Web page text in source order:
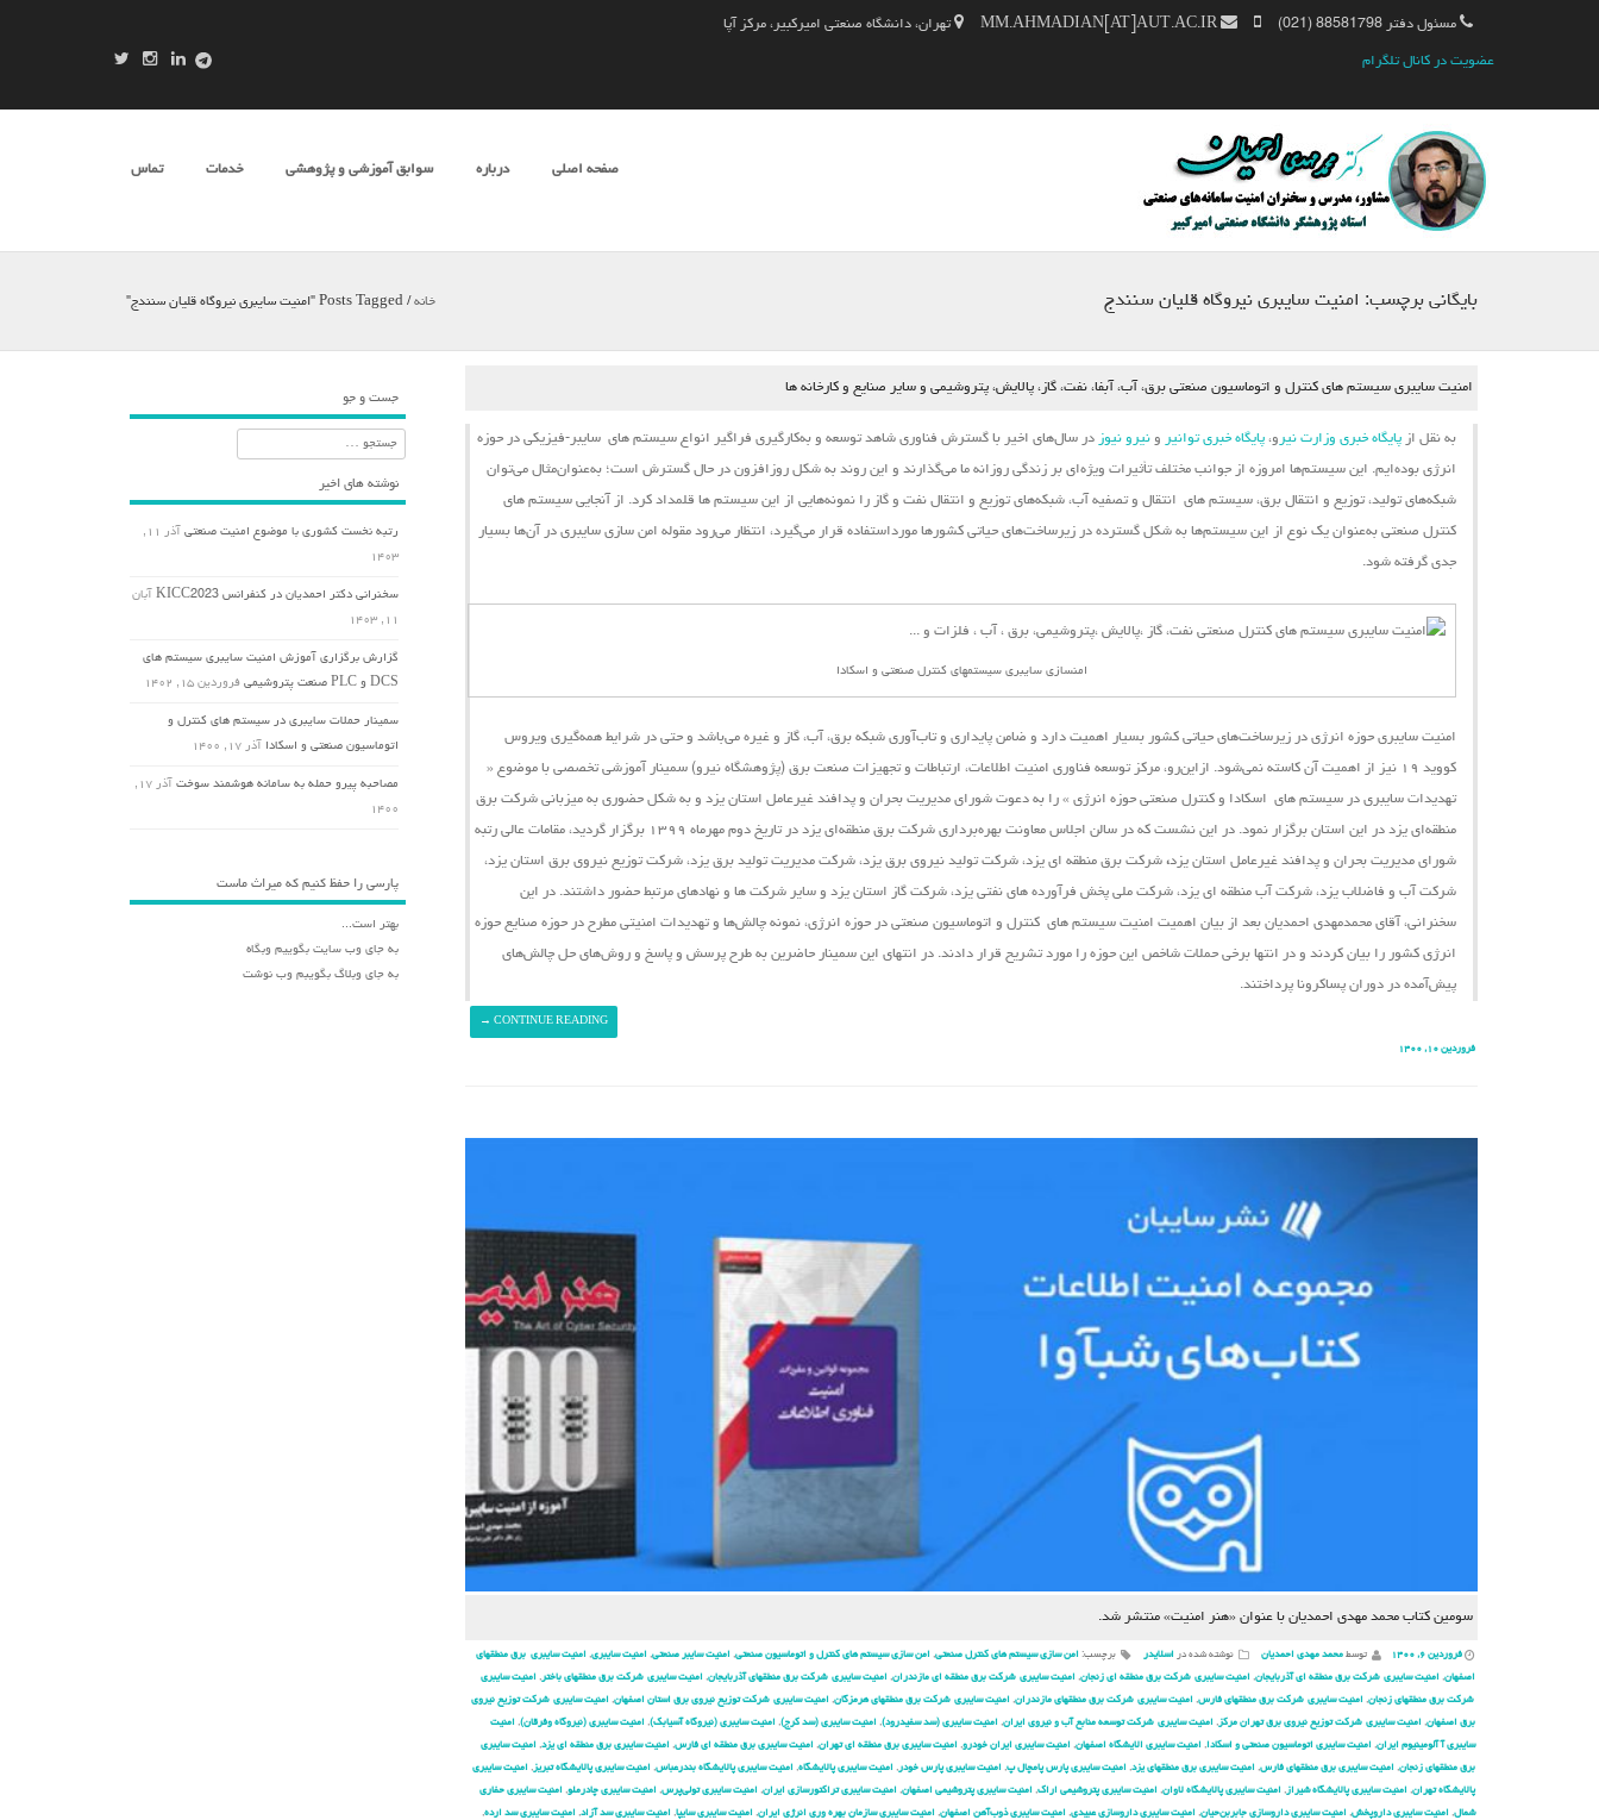
مسئول دفتر 88581798 (021) تهران، دانشگاه صنعتی امیرکبیر، مرکز آپا
عضویت در کانال تلگرام
صفحه اصلی درباره سوابق آموزشی و پژوهشی خدمات تماس
بایگانی برچسب: امنیت سایبری نیروگاه قلیان سنندج خانه/ Posts Tagged "امنیت سایبری نیروگاه قلیان سنندج"
امنیت سایبری سیستم های کنترل و اتوماسیون صنعتی برق، آب، آبفا، نفت، گاز، پالایش، پتروشیمی و سایر صنایع و کارخانه ها
به نقل از پایگاه خبری وزارت نیر و، پایگاه خبری توانیر و نیرو نیوز در سال‌های اخیر با گسترش فناوری شاهد توسعه و به‌کارگیری فراگیر انواع سیستم ‌های سایبر-فیزیکی در حوزه
انرژی بوده‌ایم. این سیستم‌ها امروزه از جوانب مختلف تأثیرات ویژه‌ای بر زندگی روزانه ما می‌گذارند و این روند به شکل روزافزون در حال گسترش است؛ به‌عنوان‌مثال می‌توان
شبکه‌های تولید، توزیع و انتقال برق، سیستم ‌های انتقال و تصفیه آب، شبکه‌های توزیع و انتقال نفت و گاز را نمونه‌هایی از این سیستم ‌ها قلمداد کرد. از آنجایی سیستم ‌های
کنترل صنعتی به‌عنوان یک نوع از این سیستم‌ها به شکل گسترده در زیرساخت‌های حیاتی کشورها مورداستفاده قرار می‌گیرد، انتظار می‌رود مقوله امن‌‌ سازی سایبری در آن‌ها بسیار
جدی گرفته شود.
امنسازی سایبری سیستمهای کنترل صنعتی و اسکادا
امنیت سایبری حوزه انرژی در زیرساخت‌های حیاتی کشور بسیار اهمیت دارد و ضامن پایداری و تاب‌آوری شبکه برق، آب، گاز و غیره می‌باشد و حتی در شرایط همه‌گیری ویروس
کووید ۱۹ نیز از اهمیت آن کاسته نمی‌شود.
ازاین‌رو، مرکز توسعه فناوری امنیت اطلاعات، ارتباطات و تجهیزات صنعت برق (پژوهشگاه نیرو) سمینار آموزشی تخصصی با موضوع «
تهدیدات سایبری در سیستم ‌های اسکادا و کنترل صنعتی حوزه انرژی » را به دعوت شورای مدیریت بحران و پدافند غیرعامل استان یزد و به شکل حضوری به میزبانی شرکت برق
منطقه‌ای یزد در این استان برگزار نمود. در این نشست که در سالن اجلاس معاونت بهره‌برداری شرکت برق منطقه‌ای یزد در تاریخ دوم مهرماه ۱۳۹۹ برگزار گردید، مقامات عالی رتبه
شورای مدیریت بحران و پدافند غیرعامل استان یزد، شرکت برق منطقه ای یزد، شرکت تولید نیروی برق یزد، شرکت مدیریت تولید برق یزد، شرکت توزیع نیروی برق استان یزد،
شرکت آب و فاضلاب یزد، شرکت آب منطقه ای یزد، شرکت ملی پخش فرآورده های نفتی یزد، شرکت گاز استان یزد و سایر شرکت ها و نهادهای مرتبط حضور داشتند. در این
سخنرانی، آقای محمدمهدی احمدیان بعد از بیان اهمیت امنیت سیستم ‌های کنترل و اتوماسیون صنعتی در حوزه انرژی، نمونه چالش‌ها و تهدیدات امنیتی مطرح در حوزه صنایع حوزه
انرژی کشور را بیان کردند و در انتها برخی حملات شاخص این حوزه را مورد تشریح قرار دادند. در انتهای این سمینار حاضرین به طرح پرسش و پاسخ و روش‌های حل چالش‌های
پیش‌آمده در دوران پساکرونا پرداختند.
CONTINUE READING
→
فروردین ۱۰, ۱۴۰۰
سومین کتاب محمد مهدی احمدیان با عنوان «هنر امنیت» منتشر شد.
فروردین ۶, ۱۴۰۰ توسط محمد مهدی احمدیان نوشته شده در اسلایدر برچسب: امن سازی سیستم های کنترل صنعتی, امن سازی سیستم های کنترل و اتوماسیون صنعتی, امنیت سایبر صنعتی, امنیت سایبری, امنیت سایبری برق منطقهای
اصفهان, امنیت سایبری شركت برق منطقه ای آذربایجان, امنیت سایبری شركت برق منطقه ای زنجان, امنیت سایبری شركت برق منطقه ای مازندران, امنیت سایبری شركت برق منطقهای آذربایجان, امنیت سایبری شركت برق منطقهای باختر , امنیت سایبری
شركت برق منطقهای زنجان, امنیت سایبری شركت برق منطقهای فارس, امنیت سایبری شركت برق منطقهای مازندران, امنیت سایبری شركت برق منطقهای هرمزگان, امنیت سایبری شركت توزیع نیروی برق استان اصفهان, امنیت سایبری شركت توزیع نیروی
برق اصفهان, امنیت سایبری شركت توزیع نیروی برق تهران مركز , امنیت سایبری شركت توسعه منابع آب و نیروی ایران, امنیت سایبری (سد سفیدرود), امنیت سایبری (سد کرج), امنیت سایبری (نیروگاه آسیابک), امنیت سایبری (نیروگاه وفرقان), امنیت
سایبری آ آلومینیوم ایران, امنیت سایبری اتوماسیون صنعتی و اسکادا, امنیت سایبری الایشگاه اصفهان, امنیت سایبری ایران خودرو, امنیت سایبری برق منطقه ای تهران, امنیت سایبری برق منطقه ای فارس, امنیت سایبری برق منطقه ای یزد, امنیت سایبری
برق منطقهای زنجان, امنیت سایبری برق منطقهای فارس, امنیت سایبری برق منطقهای یزد, امنیت سایبری پارس پامچال پ, امنیت سایبری پارس خودر , امنیت سایبری پالایشگاه, امنیت سایبری پالایشگاه بندرعباس, امنیت سایبری پالایشگاه تبریز , امنیت سایبری
پالایشگاه تهران, امنیت سایبری پالایشگاه شیراز , امنیت سایبری پالایشگاه لاوان, امنیت سایبری پتروشیمی اراک, امنیت سایبری پتروشیمی اصفهان, امنیت سایبری تراکتورسازی ایران, امنیت سایبری تولی‌پرس, امنیت سایبری چادرملو, امنیت سایبری حفاری
شمال, امنیت سایبری داروپخش, امنیت سایبری داروسازی جابربن‌حیان, امنیت سایبری داروسازی عبیدی, امنیت سایبری ذوب‌آهن اصفهان, امنیت سایبری سازمان بهره وری انرژی ایران, امنیت سایبری سایپا, امنیت سایبری سد آزاد, امنیت سایبری سد ارده,
جست و جو
جستجو
نوشته های اخیر
رتبه نخست کشوری با موضوع امنیت صنعتی
آذر ۱۱,
۱۴۰۳
سخنرانی دکتر احمدیان در کنفرانس KICC2023
آبان
۱۱, ۱۴۰۳
گزارش برگزاری آموزش امنیت سایبری سیستم های
DCS و PLC صنعت پتروشیمی
فروردین ۱۵, ۱۴۰۲
سمینار حملات سایبری در سیستم های کنترل و
اتوماسیون صنعتی و اسکادا آذر ۱۷, ۱۴۰۰
مصاحبه پیرو حمله به سامانه هوشمند سوخت
آذر ۱۷,
۱۴۰۰
پارسی را حفظ کنیم که میراث ماست
بهتر است...
به جای وب سایت بگوییم وبگاه
به جای وبلاگ بگویبم وب نوشت